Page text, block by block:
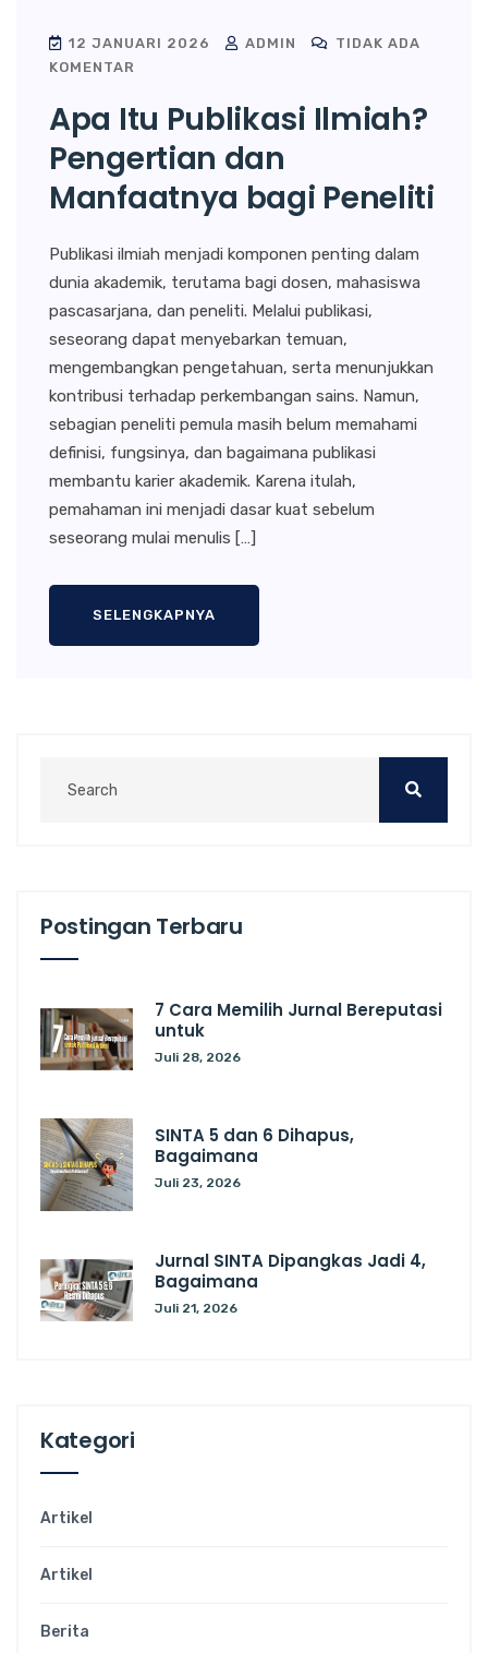
12 JANUARI 2026 ADMIN
TIDAK ADA
KOMENTAR
Apa Itu Publikasi Ilmiah?
Pengertian dan
Manfaatnya bagi Peneliti
Publikasi ilmiah menjadi komponen penting dalam
dunia akademik, terutama bagi dosen, mahasiswa
pascasarjana, dan peneliti. Melalui publikasi,
seseorang dapat menyebarkan temuan,
mengembangkan pengetahuan, serta menunjukkan
kontribusi terhadap perkembangan sains. Namun,
sebagian peneliti pemula masih belum memahami
definisi, fungsinya, dan bagaimana publikasi
membantu karier akademik. Karena itulah,
pemahaman ini menjadi dasar kuat sebelum
seseorang mulai menulis […]
SELENGKAPNYA
Postingan Terbaru
7 Cara Memilih Jurnal Bereputasi
untuk
Juli 28, 2026
SINTA 5 dan 6 Dihapus,
Bagaimana
Juli 23, 2026
Jurnal SINTA Dipangkas Jadi 4,
Bagaimana
Juli 21, 2026
Kategori
Artikel
Artikel
Berita